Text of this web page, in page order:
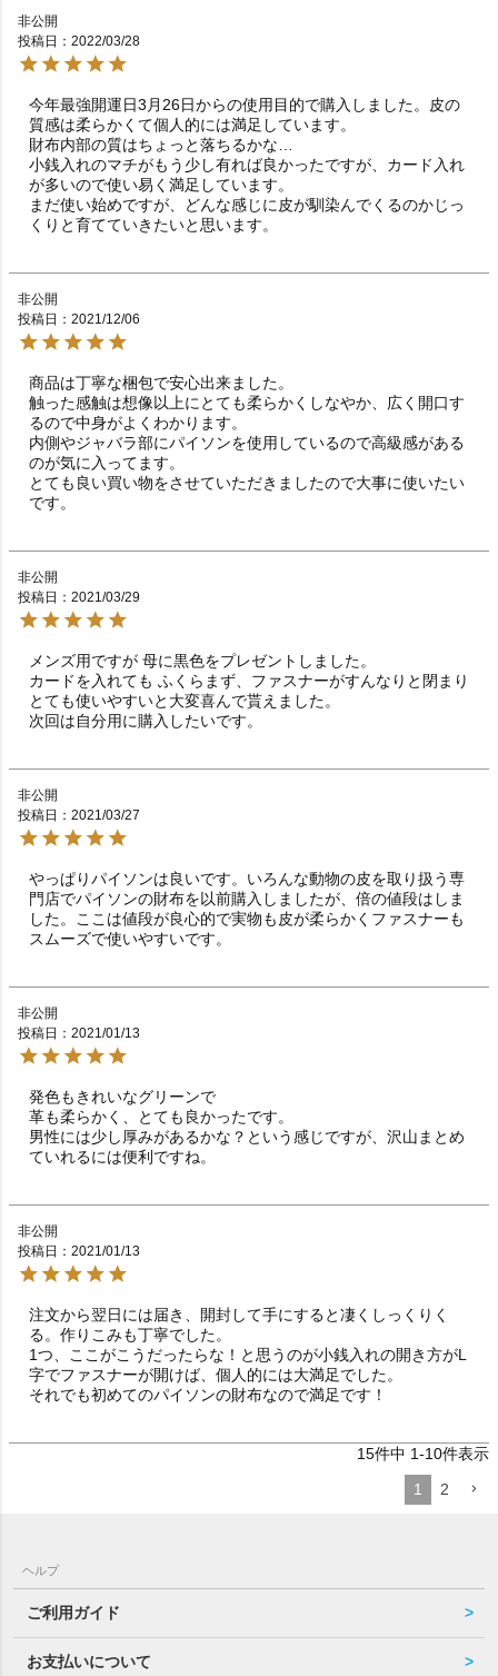
非公開
投稿日
2022/03/28
今年最強開運日3月26日からの使用目的で購入しました。皮の
質感は柔らかくて個人的には満足しています。
財布内部の質はちょっと落ちるかな…
小銭入れのマチがもう少し有れば良かったですが、カード入れ
が多いので使い易く満足しています。
まだ使い始めですが、どんな感じに皮が馴染んでくるのかじっ
くりと育てていきたいと思います。
非公開
投稿日
2021/12/06
商品は丁寧な梱包で安心出来ました。
触った感触は想像以上にとても柔らかくしなやか、広く開口す
るので中身がよくわかります。
内側やジャバラ部にパイソンを使用しているので高級感がある
のが気に入ってます。
とても良い買い物をさせていただきましたので大事に使いたい
です。
非公開
投稿日
2021/03/29
メンズ用ですが 母に黒色をプレゼントしました。
カードを入れても ふくらまず、ファスナーがすんなりと閉まり
とても使いやすいと大変喜んで貰えました。
次回は自分用に購入したいです。
非公開
投稿日
2021/03/27
やっぱりパイソンは良いです。いろんな動物の皮を取り扱う専
門店でパイソンの財布を以前購入しましたが、倍の値段はしま
した。ここは値段が良心的で実物も皮が柔らかくファスナーも
スムーズで使いやすいです。
非公開
投稿日
2021/01/13
発色もきれいなグリーンで
革も柔らかく、とても良かったです。
男性には少し厚みがあるかな？という感じですが、沢山まとめ
ていれるには便利ですね。
非公開
投稿日
2021/01/13
注文から翌日には届き、開封して手にすると凄くしっくりく
る。作りこみも丁寧でした。
1つ、ここがこうだったらな！と思うのが小銭入れの開き方がL
字でファスナーが開けば、個人的には大満足でした。
それでも初めてのパイソンの財布なので満足です！
15件中 1-10件表示
1
2
ヘルプ
ご利用ガイド
お支払いについて